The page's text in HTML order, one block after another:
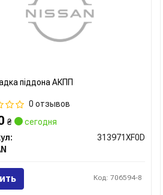
піддона АКПП
0 отзывов
₴
сегодня
313971XF0D
Код: 706594-8